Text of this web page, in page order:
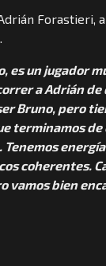
Forastieri,
es un jugador
a Adrián
Bruno, pero
terminamos
coherentes.
vamos bien